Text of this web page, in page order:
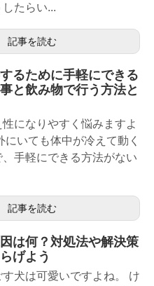
たらい...
記事を読む
るために手軽にできる
と飲み物で行う方法と
になりやすく悩みますよ
にいても体中が冷えて動く
手軽にできる方法がない
記事を読む
は何？対処法や解決策
げよう
犬は可愛いですよね。 け